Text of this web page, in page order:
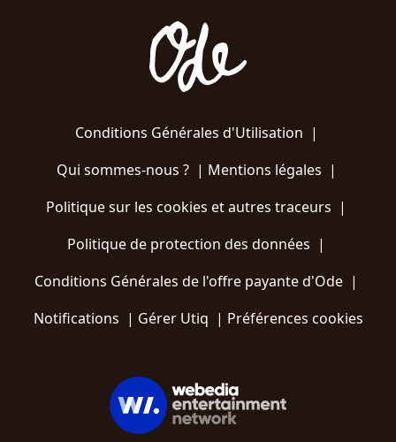
Conditions Générales d'Utilisation |
Qui sommes-nous ?| Mentions légales |
Politique sur les cookies et autres traceurs |
Politique de protection des données |
Conditions Générales de l'offre payante d'Ode |
Notifications | Gérer Utiq | Préférences cookies